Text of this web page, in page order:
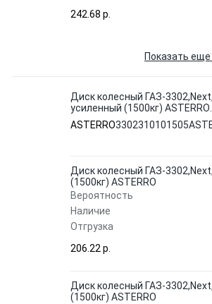
242.68 p.
Показать
Диск колесный ГАЗ-
усиленный (1500кг) ASTERRO
ASTERRO
Диск колесный ГАЗ-
(1500кг) ASTERRO
Вероятность
Наличие
Отгрузка
206.22 p.
Диск колесный ГАЗ-
(1500кг) ASTERRO